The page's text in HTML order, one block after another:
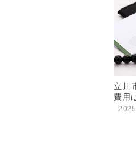
立川
費用